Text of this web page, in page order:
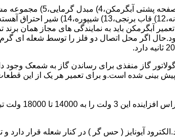
اگر محل اتصال دو فلز را توسط شعله ای گرم
گاز منفذی برای رساندن گاز به شمعک وجود
شده است.و برای تعمیر هر یک از این قطعات
برد کنترل آبگرمکن:نیروی
آیونایز ( حس گر ) در کنار شعله قرار دارد و